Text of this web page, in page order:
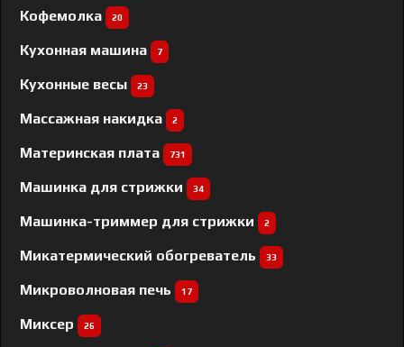
Кофемолка 20
Кухонная машина 7
Кухонные весы 23
Массажная накидка 2
Материнская плата 731
Машинка для стрижки 34
Машинка-триммер для стрижки 2
Микатермический обогреватель 33
Микроволновая печь 17
Миксер 26